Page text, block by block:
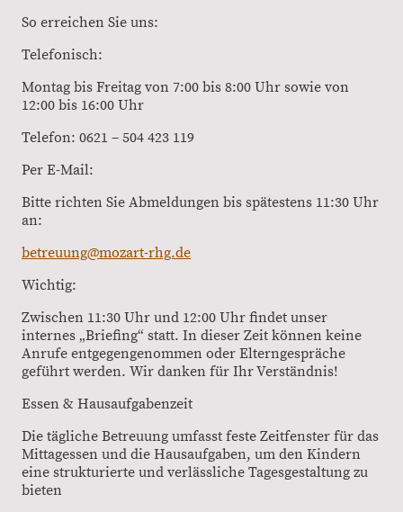
So erreichen Sie uns:
Telefonisch:
Montag bis Freitag von 7:00 bis 8:00 Uhr sowie von
12:00 bis 16:00 Uhr
Telefon: 0621 – 504 423 119
Per E-Mail:
Bitte richten Sie Abmeldungen bis spätestens 11:30 Uhr
an:
betreuung@mozart-rhg.de
Wichtig:
Zwischen 11:30 Uhr und 12:00 Uhr findet unser
internes „Briefing“ statt. In dieser Zeit können keine
Anrufe entgegengenommen oder Elterngespräche
geführt werden. Wir danken für Ihr Verständnis!
Essen & Hausaufgabenzeit
Die tägliche Betreuung umfasst feste Zeitfenster für das
Mittagessen und die Hausaufgaben, um den Kindern
eine strukturierte und verlässliche Tagesgestaltung zu
bieten